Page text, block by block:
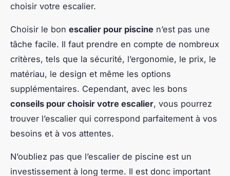
choisir votre escalier.
Choisir le bon escalier pour piscine n’est pas une
tâche facile. Il faut prendre en compte de nombreux
critères, tels que la sécurité, l’ergonomie, le prix, le
matériau, le design et même les options
supplémentaires. Cependant, avec les bons
conseils pour choisir votre escalier, vous pourrez
trouver l’escalier qui correspond parfaitement à vos
besoins et à vos attentes.
N’oubliez pas que l’escalier de piscine est un
investissement à long terme. Il est donc important